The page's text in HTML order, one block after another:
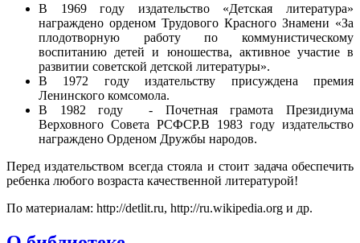
В 1969 году издательство «Детская литература»
награждено орденом Трудового Красного Знамени «За
плодотворную работу по коммунистическому
воспитанию детей и юношества, активное участие в
развитии советской детской литературы».
В 1972 году издательству присуждена премия
Ленинского комсомола.
В 1982 году - Почетная грамота Президиума
Верховного Совета РСФСР.В 1983 году издатель­ство
награждено Орденом Дружбы народов.
Перед издательством всегда стояла и стоит задача обеспечить
ребенка любого возраста качественной литературой!
По материалам: http://detlit.ru, http://ru.wikipedia.org и др.